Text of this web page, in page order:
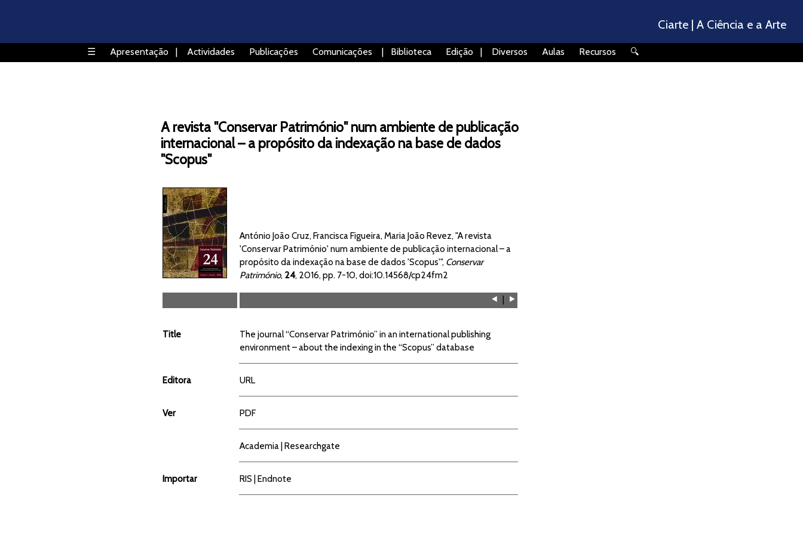
Ciarte | A Ciência e a Arte
☰ Apresentação | Actividades Publicações Comunicações | Biblioteca Edição | Diversos Aulas Recursos 🔍
A revista "Conservar Património" num ambiente de publicação
internacional – a propósito da indexação na base de dados
"Scopus"
António João Cruz, Francisca Figueira, Maria João Revez, "A revista
'Conservar Património' num ambiente de publicação internacional – a
propósito da indexação na base de dados 'Scopus'", Conservar
Património, 24, 2016, pp. 7-10, doi:10.14568/cp24fm2
⯇ | ⯈
Title
The journal “Conservar Património” in an international publishing
environment – about the indexing in the “Scopus” database
Editora URL
Ver PDF
Academia|Researchgate
Importar RIS |Endnote